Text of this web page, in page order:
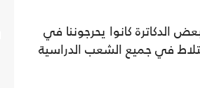
كانوا يحرجوننا في
في جميع الشعب الدراسية